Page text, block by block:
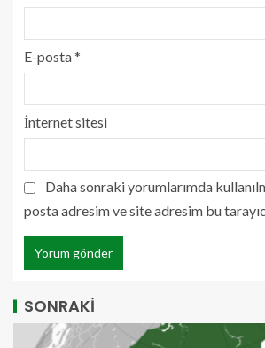
E-posta*
İnternet sitesi
Daha sonraki yorumlarımda
posta adresim ve site adresim bu
SONRAKİ